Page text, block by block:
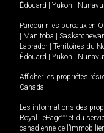
Édouard | Yukon |
Parcourir les bureaux en
| Manitoba |
Labrador | Territoires du
Édouard | Yukon |
Afficher les propriétés
Canada
Les informations des
Royal LePageMD et du
canadienne de